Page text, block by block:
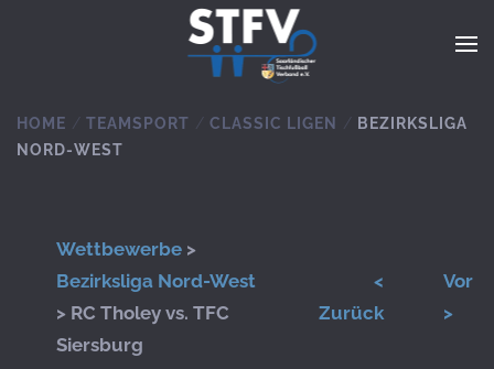
Zum Hauptinhalt springen
HOME TEAMSPORT CLASSIC LIGEN
BEZIRKSLIGA
NORD-WEST
Wettbewerbe >
Bezirksliga Nord-West
> RC Tholey vs. TFC
Siersburg
<
Zurück
Vor
>